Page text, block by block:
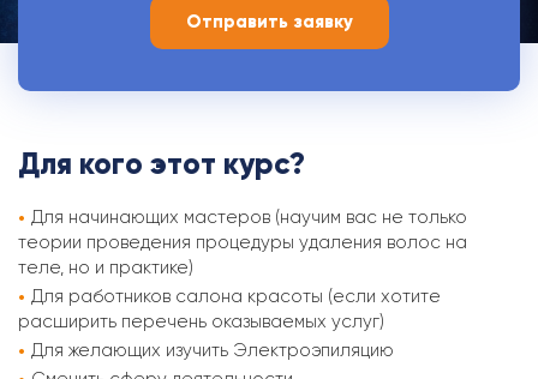
Для кого этот курс?
Для начинающих мастеров (научим вас не только
теории проведения процедуры удаления волос на
теле, но и практике)
Для работников салона красоты (если хотите
расширить перечень оказываемых услуг)
Для желающих изучить Электроэпиляцию